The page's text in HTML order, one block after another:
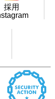
採用